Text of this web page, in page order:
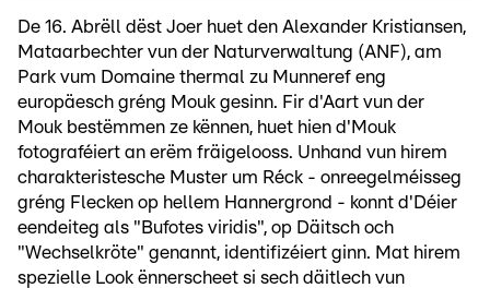
De 16. Abrëll dëst Joer huet den Alexander Kristiansen,
Mataarbechter vun der Naturverwaltung (ANF), am
Park vum Domaine thermal zu Munneref eng
europäesch gréng Mouk gesinn. Fir d'Aart vun der
Mouk bestëmmen ze kënnen, huet hien d'Mouk
fotograféiert an erëm fräigelooss. Unhand vun hirem
charakteristesche Muster um Réck - onreegelméisseg
gréng Flecken op hellem Hannergrond - konnt d'Déier
eendeiteg als "Bufotes viridis", op Däitsch och
"Wechselkröte" genannt, identifizéiert ginn. Mat hirem
spezielle Look ënnerscheet si sech däitlech vun